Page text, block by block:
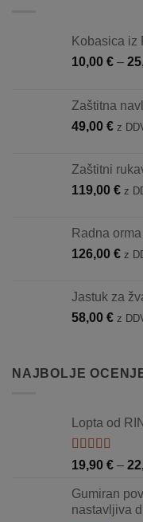
Kobasica iz
10,00 € –
Zaštitna
49,00 € z
Zaštitni
119,00 € z
Radna
126,00 € z
Jastuk za
58,00 € z
NAJBOLJE
Lopta od
Ocjenjeno
5.00
19,90 € –
Gumiran
nastavljiva